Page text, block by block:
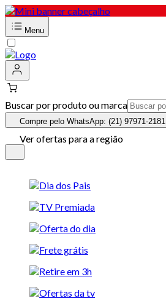
Menu
Buscar por produto ou marca
Compre pelo WhatsApp: (21) 97971-2181
Ver ofertas para a região